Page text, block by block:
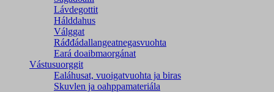
Lávdegottit
Hálddahus
Válggat
Ráđđádallangeatnegas­vuohta
Eará doaibmaorgánat
Vástusuorggit
Ealáhusat, vuoigatvuohta ja biras
Skuvlen ja oahppamateriála